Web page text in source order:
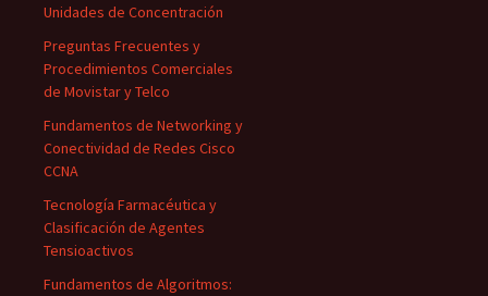
Unidades de Concentración
Preguntas Frecuentes y
Procedimientos Comerciales
de Movistar y Telco
Fundamentos de Networking y
Conectividad de Redes Cisco
CCNA
Tecnología Farmacéutica y
Clasificación de Agentes
Tensioactivos
Fundamentos de Algoritmos: